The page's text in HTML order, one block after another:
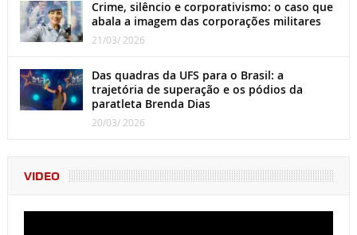
Crime, silêncio e corporativismo: o caso que
abala a imagem das corporações militares
21/03/ 2026
Das quadras da UFS para o Brasil: a
trajetória de superação e os pódios da
paratleta Brenda Dias
20/03/ 2026
VIDEO